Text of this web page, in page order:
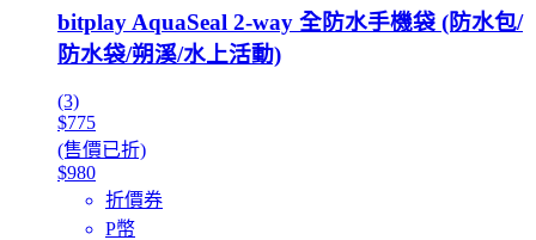
bitplay AquaSeal 2-way 全防水手機袋 (防水包/
防水袋/朔溪/水上活動)
(3)
$775
(售價已折)
$980
折價券
P幣